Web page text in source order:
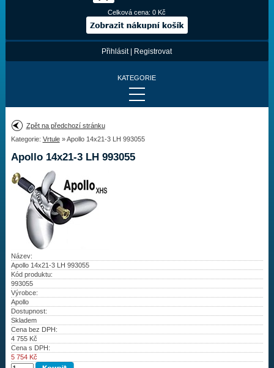
Celková cena:0 Kč
Přihlásit| Registrovat
KATEGORIE
Provedení:
Výrobce:
Drážky na hřídeli:
Najít vrtuli
Motory
Vrtule
Redukční pouzdra XHS
Kontakty
Aktuality
Zpět na předchozí stránku
Kategorie: Vrtule» Apollo 14x21-3 LH 993055
Apollo 14x21-3 LH 993055
Název:
Apollo 14x21-3 LH 993055
Kód produktu:
993055
Výrobce:
Apollo
Dostupnost:
Skladem
Cena bez DPH:
4 755Kč
Cena s DPH:
5 754Kč